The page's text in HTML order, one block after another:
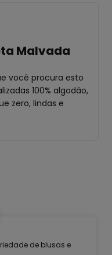
Malvada
você procura esto
100% algodão,
zero, lindas e
de blusas e